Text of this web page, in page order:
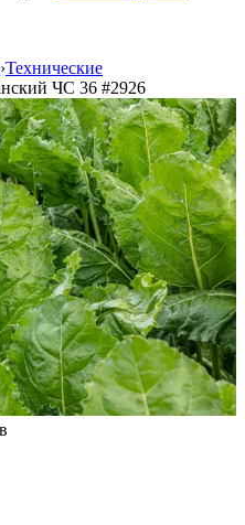
›Технические
ЧС 36 #2926